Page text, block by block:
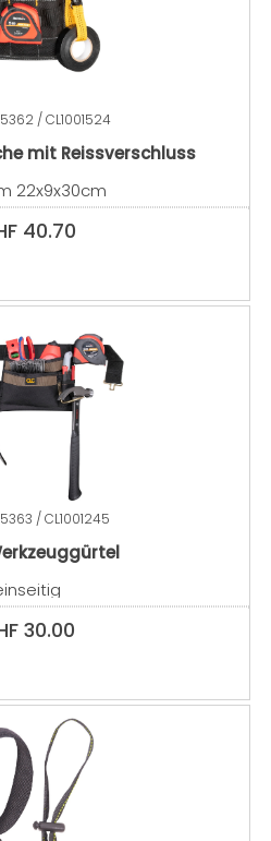
/ CL1001524
mit Reissverschluss
22x9x30cm
40.70
/ CL1001245
30.00